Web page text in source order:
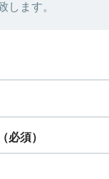
します。
（必須）